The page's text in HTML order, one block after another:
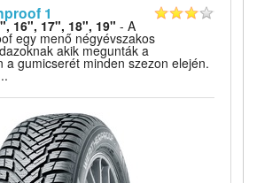
1
16", 17", 18", 19" - A
egy menő négyévszakos
akik megunták a
a gumicserét minden szezon elején.